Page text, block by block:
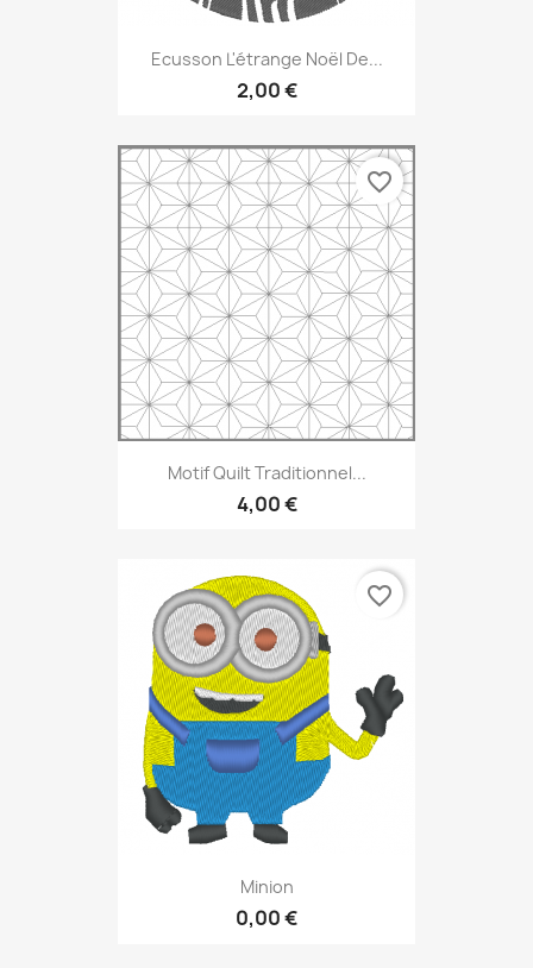
Ecusson L'étrange Noël De...
2,00 €
Motif Quilt Traditionnel...
4,00 €
favorite_border
Minion
0,00 €
favorite_border